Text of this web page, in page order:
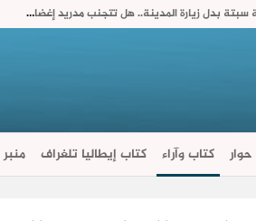
ملك إسبانيا يستقبل رئيس حكومة سبتة بدل زيارة المدينة.. هل تتجنب مدريد إغضاب الرباط؟
حوار كتاب وآراء كتاب إيطاليا تلغراف